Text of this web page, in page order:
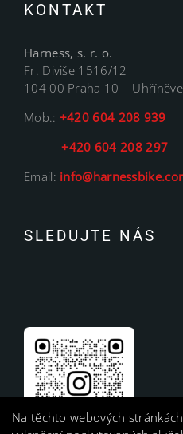
KONTAKT
Harness, s. r. o.
Fr. Diviše 1516/12
104 00 Praha 10 –
Mob.: +420 604 208 939
+420 604 208 297
Email:
SLEDUJTE NÁS
Na těchto webových